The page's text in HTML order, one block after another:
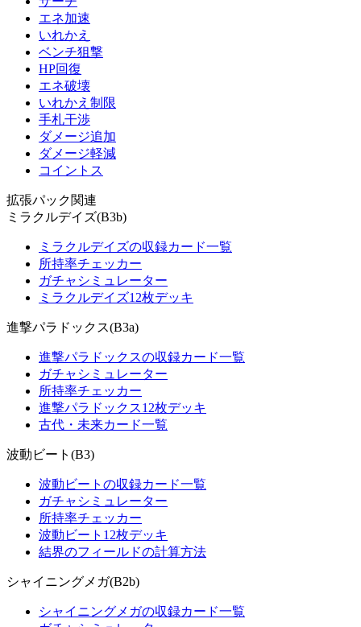
エネ加速
いれかえ
ベンチ狙撃
HP回復
エネ破壊
いれかえ制限
手札干渉
ダメージ追加
ダメージ軽減
コイントス
拡張パック関連
ミラクルデイズ(B3b)
ミラクルデイズの収録カード一覧
所持率チェッカー
ガチャシミュレーター
ミラクルデイズ12枚デッキ
進撃パラドックス(B3a)
進撃パラドックスの収録カード一覧
ガチャシミュレーター
所持率チェッカー
進撃パラドックス12枚デッキ
古代・未来カード一覧
波動ビート(B3)
波動ビートの収録カード一覧
ガチャシミュレーター
所持率チェッカー
波動ビート12枚デッキ
結界のフィールドの計算方法
シャイニングメガ(B2b)
シャイニングメガの収録カード一覧